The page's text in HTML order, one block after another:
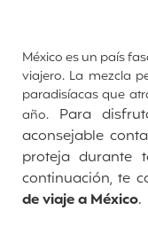
México es un país
viajero. La mezcla
paradisíacas que
año. Para
aconsejable
proteja durante
continuación, te
de viaje a México.